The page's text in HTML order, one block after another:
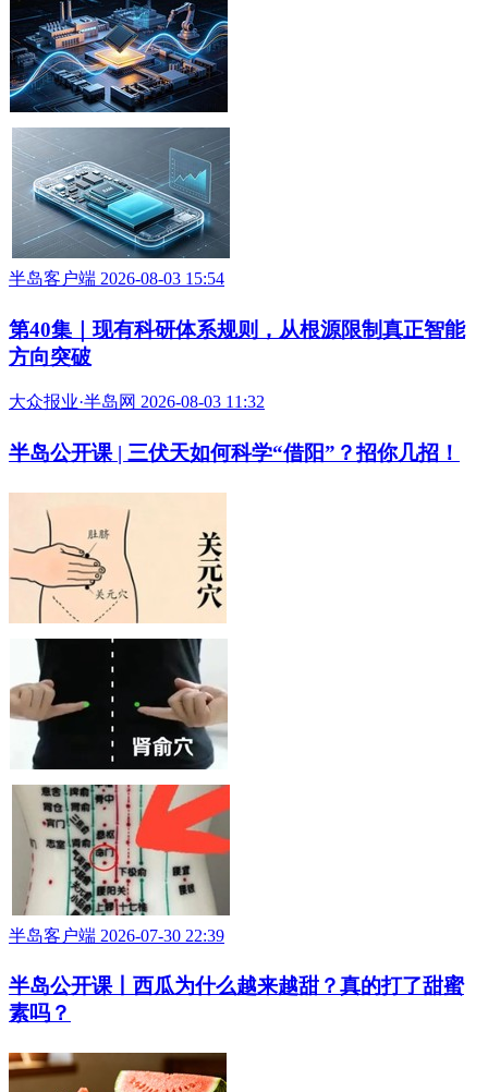
半岛客户端 2026-08-03 15:54
第40集｜现有科研体系规则，从根源限制真正智能
方向突破
大众报业·半岛网 2026-08-03 11:32
半岛公开课 | 三伏天如何科学“借阳”？招你几招！
半岛客户端 2026-07-30 22:39
半岛公开课丨西瓜为什么越来越甜？真的打了甜蜜
素吗？